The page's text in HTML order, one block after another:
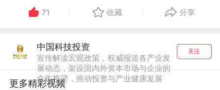
71 收藏 分享
中国科技投资
宣传解读宏观政策，权威报道各产业发
展动态，架设国内外资本市场与企业的
合作桥梁，推动投资与产业健康发展
关注
更多精彩视频